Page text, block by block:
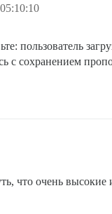
пользователь
с сохранением
что очень